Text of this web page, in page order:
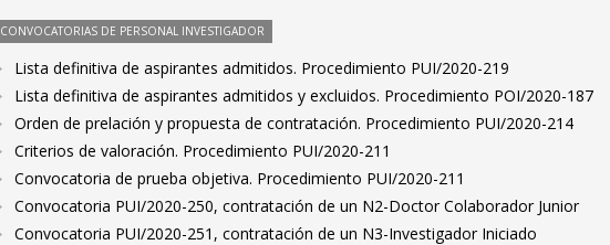
CONVOCATORIAS DE PERSONAL INVESTIGADOR
Lista definitiva de aspirantes admitidos. Procedimiento PUI/2020-219
Lista definitiva de aspirantes admitidos y excluidos. Procedimiento POI/2020-187
Orden de prelación y propuesta de contratación. Procedimiento PUI/2020-214
Criterios de valoración. Procedimiento PUI/2020-211
Convocatoria de prueba objetiva. Procedimiento PUI/2020-211
Convocatoria PUI/2020-250, contratación de un N2-Doctor Colaborador Junior
Convocatoria PUI/2020-251, contratación de un N3-Investigador Iniciado